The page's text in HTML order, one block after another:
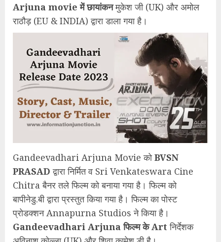
Arjuna movie में छायांकनमुकेश जी (UK) और अमोल
राठौड़ (EU & INDIA) द्वारा डाला गया है।
Gandeevadhari Arjuna Movie कोBVSN
PRASAD द्वारा निर्मित व Sri Venkateswara Cine
Chitra बैनर तले फिल्म को बनाया गया है। फिल्म को
बापीनेडु.बी द्वारा प्रस्तुत किया गया है। फिल्म का पोस्ट
प्रोडक्शन Annapurna Studios ने किया है।
Gandeevadhari Arjuna फिल्म के Artनिर्देशक